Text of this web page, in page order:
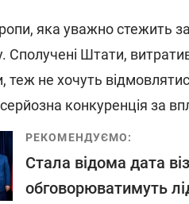
яка уважно стежить
Сполучені Штати,
теж не хочуть
конкуренція за
РЕКОМЕНДУЄМО:
Стала відома дата
обговорюватимуть